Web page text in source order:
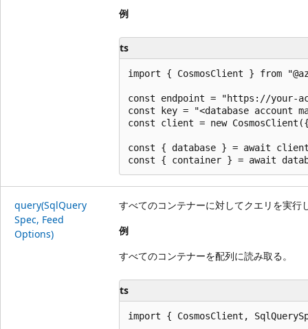
例
ts
import { CosmosClient } from
const endpoint = "https://your-
const key = "<database account
const client = new
const { database } = await
query(SqlQuery
Spec, Feed
Options)
すべてのコンテナーに対してクエリを実行
例
すべてのコンテナーを配列に読み取る。
ts
import { CosmosClient,